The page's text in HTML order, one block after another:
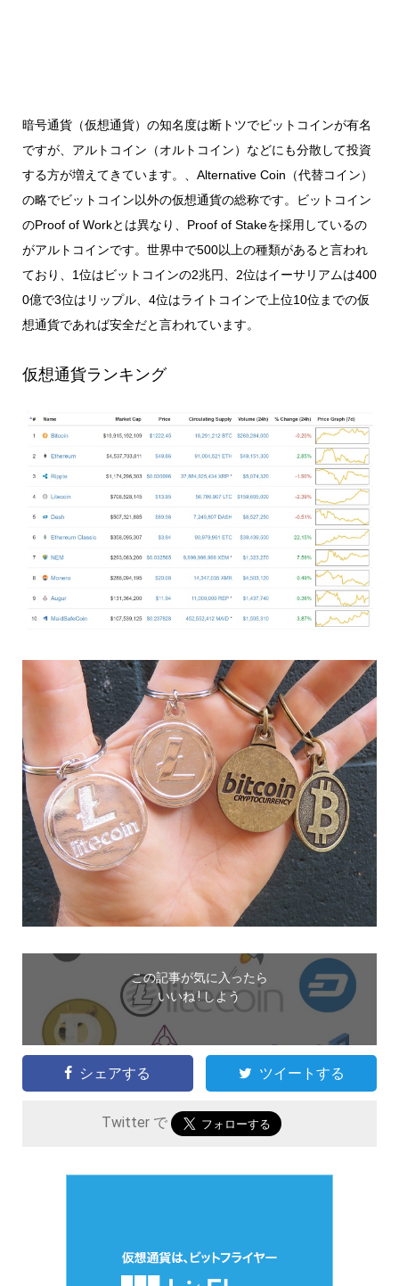
暗号通貨（仮想通貨）の知名度は断トツでビットコインが有名
ですが、アルトコイン（オルトコイン）などにも分散して投資
する方が増えてきています。、Alternative Coin（代替コイン）
の略でビットコイン以外の仮想通貨の総称です。ビットコイン
のProof of Workとは異なり、Proof of Stakeを採用しているの
がアルトコインです。世界中で500以上の種類があると言われ
ており、1位はビットコインの2兆円、2位はイーサリアムは400
0億で3位はリップル、4位はライトコインで上位10位までの仮
想通貨であれば安全だと言われています。
仮想通貨ランキング
この記事が気に入ったら
いいね ! しよう
シェアする ツイートする
Twitter で